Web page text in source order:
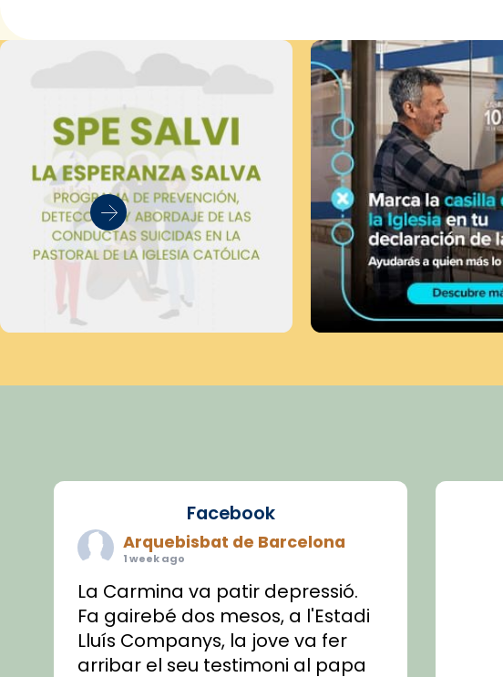
Facebook
Arquebisbat de Barcelona
1 week ago
La Carmina va patir depressió.
Fa gairebé dos mesos, a l'Estadi
Lluís Companys, la jove va fer
arribar el seu testimoni al papa